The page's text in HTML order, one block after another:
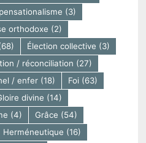
(3)
orthodoxe (2)
Élection collective (3)
/ réconciliation (27)
/ enfer(18) Foi(63)
divine (14)
(4) Grâce (54)
Herméneutique (16)